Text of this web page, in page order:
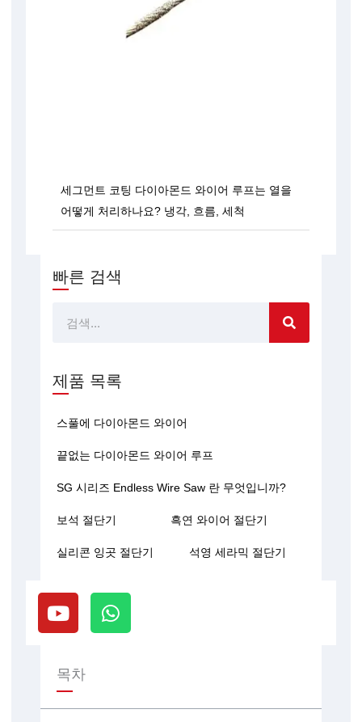
세그먼트 코팅 다이아몬드 와이어 루프는 열을
어떻게 처리하나요? 냉각, 흐름, 세척
빠른 검색
제품 목록
스풀에 다이아몬드 와이어
끝없는 다이아몬드 와이어 루프
SG 시리즈 Endless Wire Saw 란 무엇입니까?
보석 절단기 흑연 와이어 절단기
실리콘 잉곳 절단기 석영 세라믹 절단기
유
튜
브
W
h
a
p
목차